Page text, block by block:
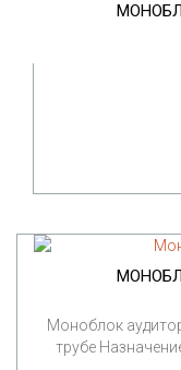
Моноблок
трубе